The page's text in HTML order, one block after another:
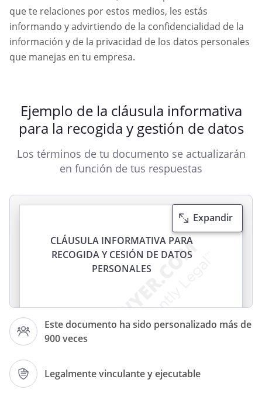
que te relaciones por estos medios, les estás
informando y advirtiendo de la confidencialidad de la
información y de la privacidad de los datos personales
que manejas en tu empresa.
Ejemplo de la cláusula informativa
para la recogida y gestión de datos
Los términos de tu documento se actualizarán
en función de tus respuestas
Este documento ha sido personalizado más de
900 veces
Legalmente vinculante y ejecutable
Expandir
CLÁUSULA INFORMATIVA PARA
RECOGIDA Y CESIÓN DE DATOS
PERSONALES
Sus datos personales, que ha aportado
en la solicitud o en el formulario de
recogida de datos o en la documentación
que, en su caso, la acompañe, serán
tratados por